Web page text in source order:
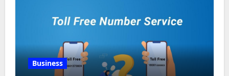
Business